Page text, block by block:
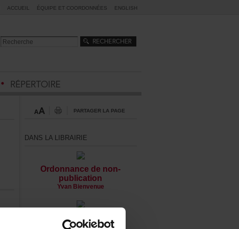
ACCUEIL ÉQUIPEETCOORDONNÉES ENGLISH
PARTAGERLAPAGE
DANSLALIBRAIRIE
Ordonnancedenon-
publication
YvanBienvenue
Lalangueducaméléon
ReynaldRobinson